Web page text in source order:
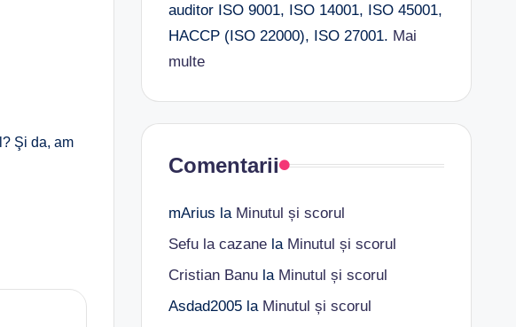
Şi da, am
auditor ISO 9001, ISO 14001, ISO 45001,
HACCP (ISO 22000), ISO 27001. Mai
multe
Comentarii
mArius la Minutul și scorul
Sefu la cazanela Minutul și scorul
Cristian Banula Minutul și scorul
Asdad2005la Minutul și scorul